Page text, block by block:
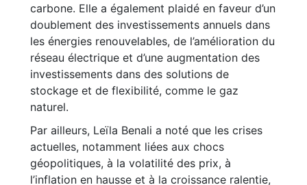
carbone. Elle a également plaidé en faveur d’un
doublement des investissements annuels dans
les énergies renouvelables, de l’amélioration du
réseau électrique et d’une augmentation des
investissements dans des solutions de
stockage et de flexibilité, comme le gaz
naturel.
Par ailleurs, Leïla Benali a noté que les crises
actuelles, notamment liées aux chocs
géopolitiques, à la volatilité des prix, à
l’inflation en hausse et à la croissance ralentie,